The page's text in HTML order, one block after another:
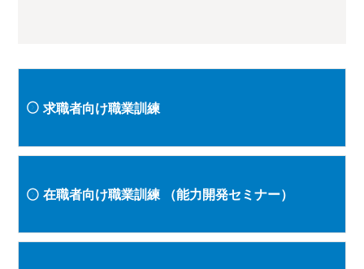
求職者向け職業訓練
在職者向け職業訓練 （能力開発セミナー）